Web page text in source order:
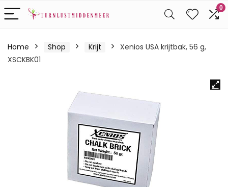
0
Home Shop Krijt
Xenios USA krijtbak, 56 g,
XSCKBK01